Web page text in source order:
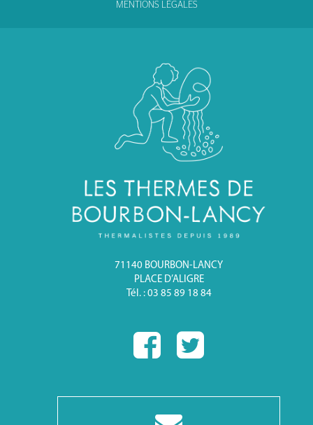
MENTIONS LÉGALES
71140 BOURBON-LANCY
PLACE D’ALIGRE
Tél. : 03 85 89 18 84